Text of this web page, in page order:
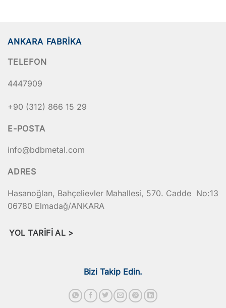
ANKARA FABRIKA
TELEFON
4447909
+90 (312) 866 15 29
E-POSTA
info@bdbmetal.com
ADRES
Hasanoğlan, Bahçelievler Mahallesi, 570. Cadde No:13
06780 Elmadağ/ANKARA
YOL TARIFI AL >
Bizi Takip Edin.